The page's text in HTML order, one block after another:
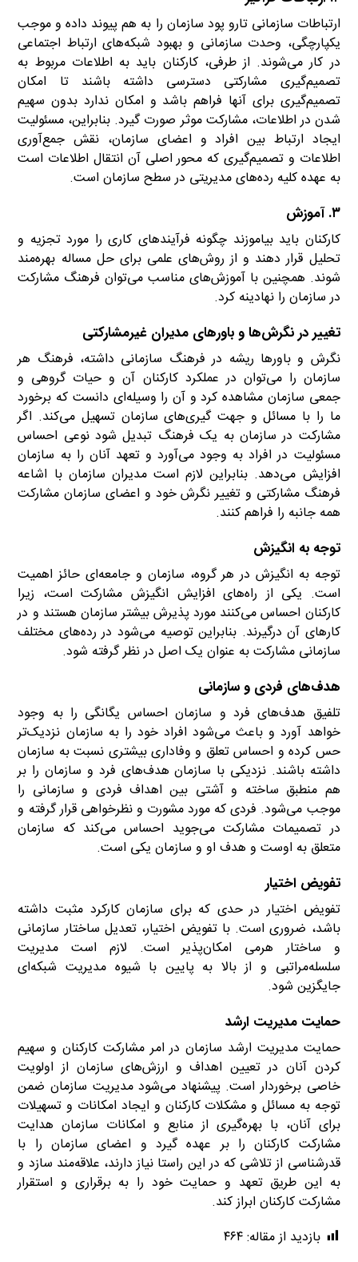
ارتباطات سازمانی تارو پود سازمان را به هم پیوند داده و موجب
یکپارچگی‌‌، وحدت سازمانی و بهبود شبکه‌های ارتباط اجتماعی
در کار می‌شوند. از طرفی، کارکنان باید به اطلاعات مربوط به
تصمیم‌گیری مشارکتی دسترسی داشته باشند تا امکان
تصمیم‌گیری برای آنها فراهم باشد و امکان ندارد بدون سهیم
شدن در اطلاعات، مشارکت موثر صورت گیرد. بنابراین، مسئولیت
ایجاد ارتباط بین افراد و اعضای سازمان، نقش جمع‌آوری
اطلاعات و تصمیم‌گیری که محور اصلی آن انتقال اطلاعات است
به عهده کلیه رده‌های مدیریتی در سطح سازمان است.
۳. آموزش
کارکنان باید بیاموزند چگونه فرآیندهای کاری را مورد تجزیه و
تحلیل قرار دهند و از روش‌های علمی برای حل مساله بهره‌مند
شوند. همچنین با آموزش‌های مناسب می‌توان فرهنگ مشارکت
در سازمان را نهادینه کرد.
تغییر در نگرش‌ها و باورهای مدیران غیرمشارکتی
نگرش و باورها ریشه در فرهنگ سازمانی داشته‌‌، فرهنگ هر
سازمان را می‌توان در عملکرد کارکنان آن و حیات گروهی و
جمعی سازمان مشاهده کرد و آن را وسیله‌ای دانست که برخورد
ما را با مسائل و جهت گیری‌های سازمان تسهیل می‌کند. اگر
مشارکت در سازمان به یک فرهنگ تبدیل شود نوعی احساس
مسئولیت در افراد به وجود می‌آورد و تعهد آنان را به سازمان
افزایش می‌دهد. بنابراین لازم است مدیران سازمان با اشاعه
فرهنگ مشارکتی و تغییر نگرش خود و اعضای سازمان مشارکت
همه جانبه را فراهم کنند.
توجه به انگیزش
توجه به انگیزش در هر گروه‌‌، سازمان و جامعه‌ای حائز اهمیت
است. یکی از راه‌های افزایش انگیزش‌‌ مشارکت است، زیرا
کارکنان احساس ‌‌می‌کنند مورد پذیرش بیشتر سازمان هستند و در
کارهای آن درگیرند. بنابراین توصیه می‌شود در رده‌های مختلف
سازمانی مشارکت به عنوان یک اصل در نظر گرفته شود.
هدف‌های فردی و سازمانی
تلفیق هدف‌های فرد و سازمان احساس یگانگی را به وجود
خواهد آورد و باعث می‌شود افراد خود را به سازمان نزدیک‌تر
حس کرده و احساس تعلق و وفاداری بیشتری نسبت به سازمان
داشته باشند. نزدیکی با سازمان هدف‌های فرد و سازمان را بر
هم منطبق ساخته و آشتی بین اهداف فردی و سازمانی را
موجب می‌شود. فردی که مورد مشورت و نظرخواهی قرار گرفته و
در تصمیمات مشارکت می‌جوید احساس ‌‌می‌کند که سازمان
متعلق به اوست و هدف او و سازمان یکی است.
تفویض اختیار
تفویض اختیار در حدی که برای سازمان کارکرد مثبت داشته
باشد، ضروری است. با تفویض اختیار، تعدیل ساختار سازمانی
و ساختار هرمی امکان‌پذیر است. لازم است مدیریت
سلسله‌مراتبی و از بالا به پایین با شیوه مدیریت شبکه‌ای
جایگزین شود.
حمایت مدیریت ارشد
حمایت مدیریت ارشد سازمان در امر مشارکت کارکنان و سهیم
کردن آنان در تعیین اهداف و ارزش‌های سازمان از اولویت
خاصی برخوردار است. پیشنهاد می‌شود مدیریت سازمان ضمن
توجه به مسائل و مشکلات کارکنان و ایجاد امکانات و تسهیلات
برای آنان، با بهره‌گیری از منابع و امکانات سازمان هدایت
مشارکت کارکنان را بر عهده گیرد و اعضای سازمان را با
قدرشناسی از تلاشی که در این راستا نیاز دارند، علاقه‌مند سازد و
به این طریق تعهد و حمایت خود را به برقراری و استقرار
مشارکت کارکنان ابراز کند.
بازدید از مقاله: ۴۶۴